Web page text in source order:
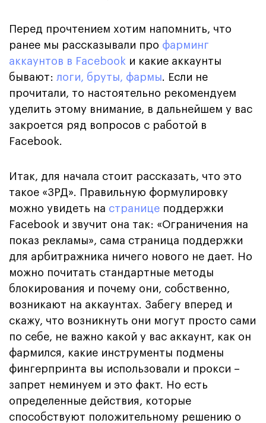
Перед прочтением хотим напомнить, что
ранее мы рассказывали про фарминг
аккаунтов в Facebook и какие аккаунты
бывают: логи, бруты, фармы. Если не
прочитали, то настоятельно рекомендуем
уделить этому внимание, в дальнейшем у вас
закроется ряд вопросов с работой в
Facebook.
Итак, для начала стоит рассказать, что это
такое «ЗРД». Правильную формулировку
можно увидеть на странице поддержки
Facebook и звучит она так: «Ограничения на
показ рекламы», сама страница поддержки
для арбитражника ничего нового не дает. Но
можно почитать стандартные методы
блокирования и почему они, собственно,
возникают на аккаунтах. Забегу вперед и
скажу, что возникнуть они могут просто сами
по себе, не важно какой у вас аккаунт, как он
фармился, какие инструменты подмены
фингерпринта вы использовали и прокси –
запрет неминуем и это факт. Но есть
определенные действия, которые
способствуют положительному решению о